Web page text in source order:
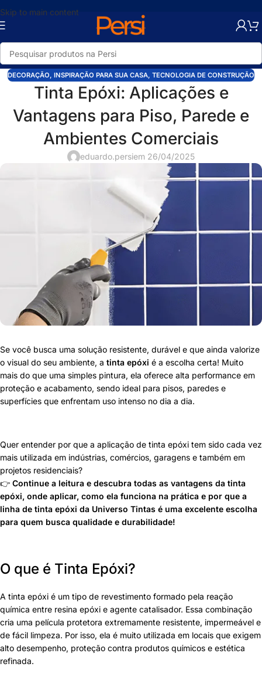
Skip to main content
DECORAÇÃO, INSPIRAÇÃO PARA SUA CASA, TECNOLOGIA DE CONSTRUÇÃO
Tinta Epóxi: Aplicações e
Vantagens para Piso, Parede e
Ambientes Comerciais
eduardo.persiem 26/04/2025
Se você busca uma solução resistente, durável e que ainda valorize
o visual do seu ambiente, a tinta epóxi é a escolha certa! Muito
mais do que uma simples pintura, ela oferece alta performance em
proteção e acabamento, sendo ideal para pisos, paredes e
superfícies que enfrentam uso intenso no dia a dia.
Quer entender por que a aplicação de tinta epóxi tem sido cada vez
mais utilizada em indústrias, comércios, garagens e também em
projetos residenciais?
👉 Continue a leitura e descubra todas as vantagens da tinta
epóxi, onde aplicar, como ela funciona na prática e por que a
linha de tinta epóxi da Universo Tintas é uma excelente escolha
para quem busca qualidade e durabilidade!
O que é Tinta Epóxi?
A tinta epóxi é um tipo de revestimento formado pela reação
química entre resina epóxi e agente catalisador. Essa combinação
cria uma película protetora extremamente resistente, impermeável e
de fácil limpeza. Por isso, ela é muito utilizada em locais que exigem
alto desempenho, proteção contra produtos químicos e estética
refinada.